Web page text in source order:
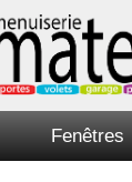
Fenêtres